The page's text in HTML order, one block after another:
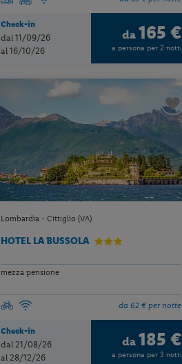
Check-in
dal 11/09/26
al 16/10/26
da 165 €
a persona per 2 notti
Lombardia - Cittiglio (VA)
HOTEL LA BUSSOLA
mezza pensione
da 62 € per notte
Check-in
dal 21/08/26
al 28/12/26
da 185 €
a persona per 3 notti